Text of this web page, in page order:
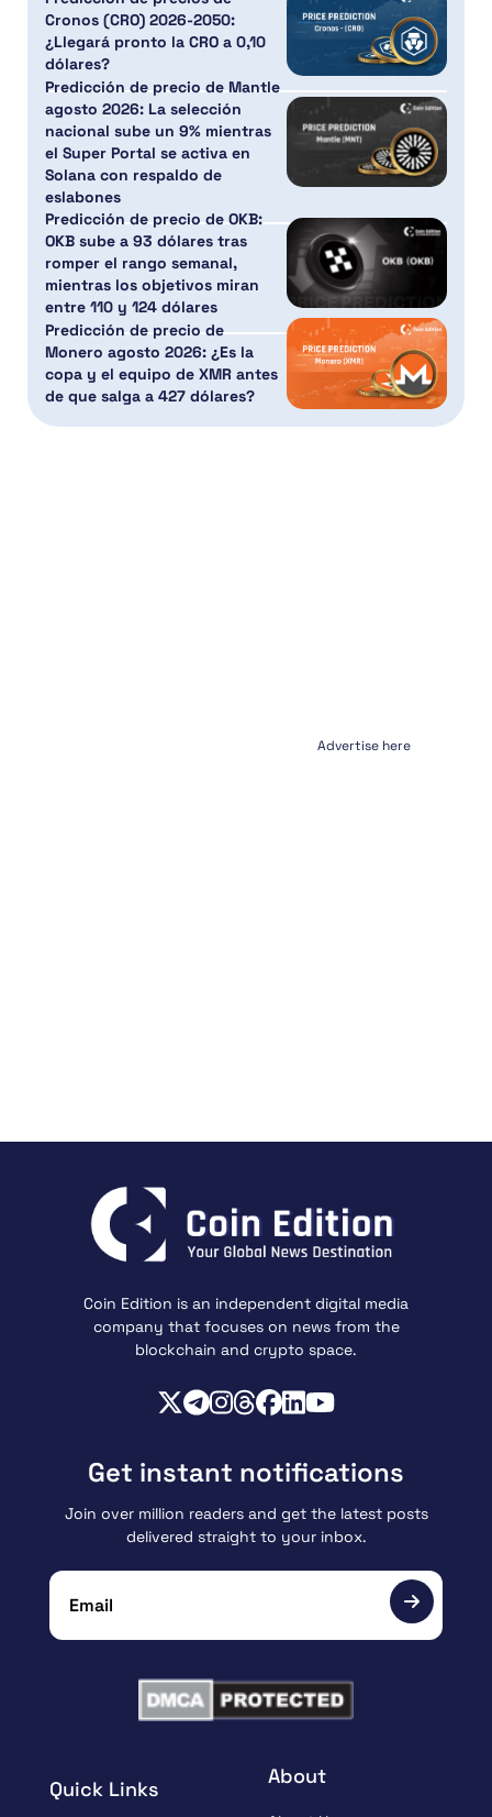
Cronos (CRO) 2026-2050:
¿Llegará pronto la CRO a 0,10
dólares?
Predicción de precio de Mantle
agosto 2026: La selección
nacional sube un 9% mientras
el Super Portal se activa en
Solana con respaldo de
eslabones
Predicción de precio de OKB:
OKB sube a 93 dólares tras
romper el rango semanal,
mientras los objetivos miran
entre 110 y 124 dólares
Predicción de precio de
Monero agosto 2026: ¿Es la
copa y el equipo de XMR antes
de que salga a 427 dólares?
Advertise here
Coin Edition is an independent digital media
company that focuses on news from the
blockchain and crypto space.
Quick Links
About
Get instant notifications
Join over million readers and get the latest posts
delivered straight to your inbox.